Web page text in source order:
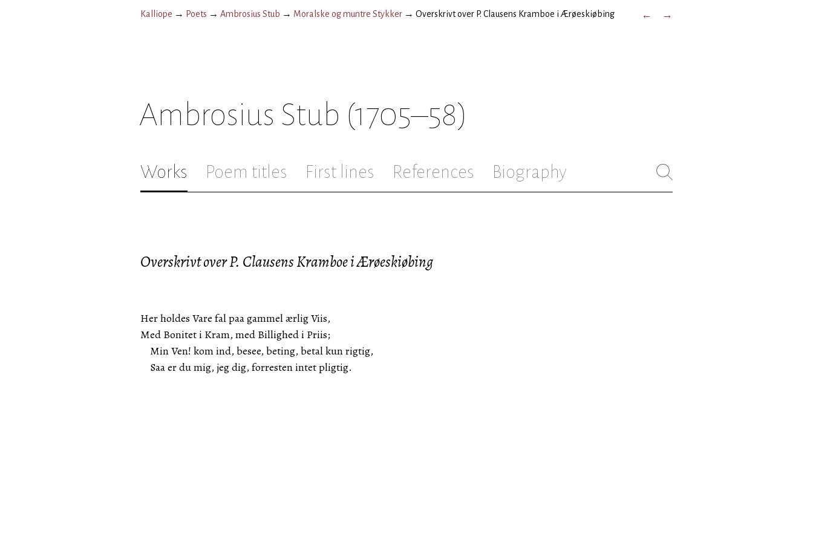
Kalliope → Poets → Ambrosius Stub → Moralske og muntre Stykker → Overskrivt over P. Clausens Kramboe i Ærøeskiøbing ← →
Ambrosius Stub (1705–58)
Works Poem titles First lines References Biography
Overskrivt over P. Clausens Kramboe i Ærøeskiøbing
Her holdes Vare fal paa gammel ærlig Viis,
Med Bonitet i Kram, med Billighed i Priis;
Min Ven! kom ind, besee, beting, betal kun rigtig,
Saa er du mig, jeg dig, forresten intet pligtig.